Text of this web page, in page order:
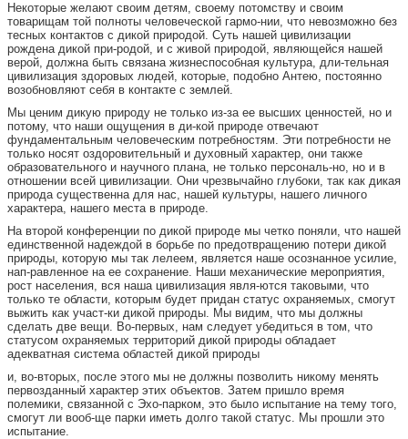
Некоторые желают своим детям, своему потомству и своим
товарищам той полноты человеческой гармо-нии, что невозможно без
тесных контактов с дикой природой. Суть нашей цивилизации
рождена дикой при-родой, и с живой природой, являющейся нашей
верой, должна быть связана жизнеспособная культура, дли-тельная
цивилизация здоровых людей, которые, подобно Антею, постоянно
возобновляют себя в контакте с землей.
Мы ценим дикую природу не только из-за ее высших ценностей, но и
потому, что наши ощущения в ди-кой природе отвечают
фундаментальным человеческим потребностям. Эти потребности не
только носят оздоровительный и духовный характер, они также
образовательного и научного плана, не только персональ-но, но и в
отношении всей цивилизации. Они чрезвычайно глубоки, так как дикая
природа существенна для нас, нашей культуры, нашего личного
характера, нашего места в природе.
На второй конференции по дикой природе мы четко поняли, что нашей
единственной надеждой в борьбе по предотвращению потери дикой
природы, которую мы так лелеем, является наше осознанное усилие,
нап-равленное на ее сохранение. Наши механические мероприятия,
рост населения, вся наша цивилизация явля-ются таковыми, что
только те области, которым будет придан статус охраняемых, смогут
выжить как участ-ки дикой природы. Мы видим, что мы должны
сделать две вещи. Во-первых, нам следует убедиться в том, что
статусом охраняемых территорий дикой природы обладает
адекватная система областей дикой природы
и, во-вторых, после этого мы не должны позволить никому менять
первозданный характер этих объектов. Затем пришло время
полемики, связанной с Эхо-парком, это было испытание на тему того,
смогут ли вооб-ще парки иметь долго такой статус. Мы прошли это
испытание.